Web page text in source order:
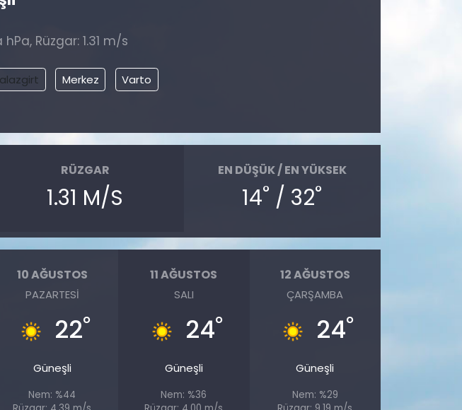
hPa, Rüzgar: 1.31 m/s
Merkez Varto
RÜZGAR
1.31 M/S
EN DÜŞÜK / EN YÜKSEK
14° / 32°
10 AĞUSTOS
PAZARTESI
22°
Güneşli
Nem: %44
11 AĞUSTOS
SALI
24°
Güneşli
Nem: %36
12 AĞUSTOS
ÇARŞAMBA
24°
Güneşli
Nem: %29